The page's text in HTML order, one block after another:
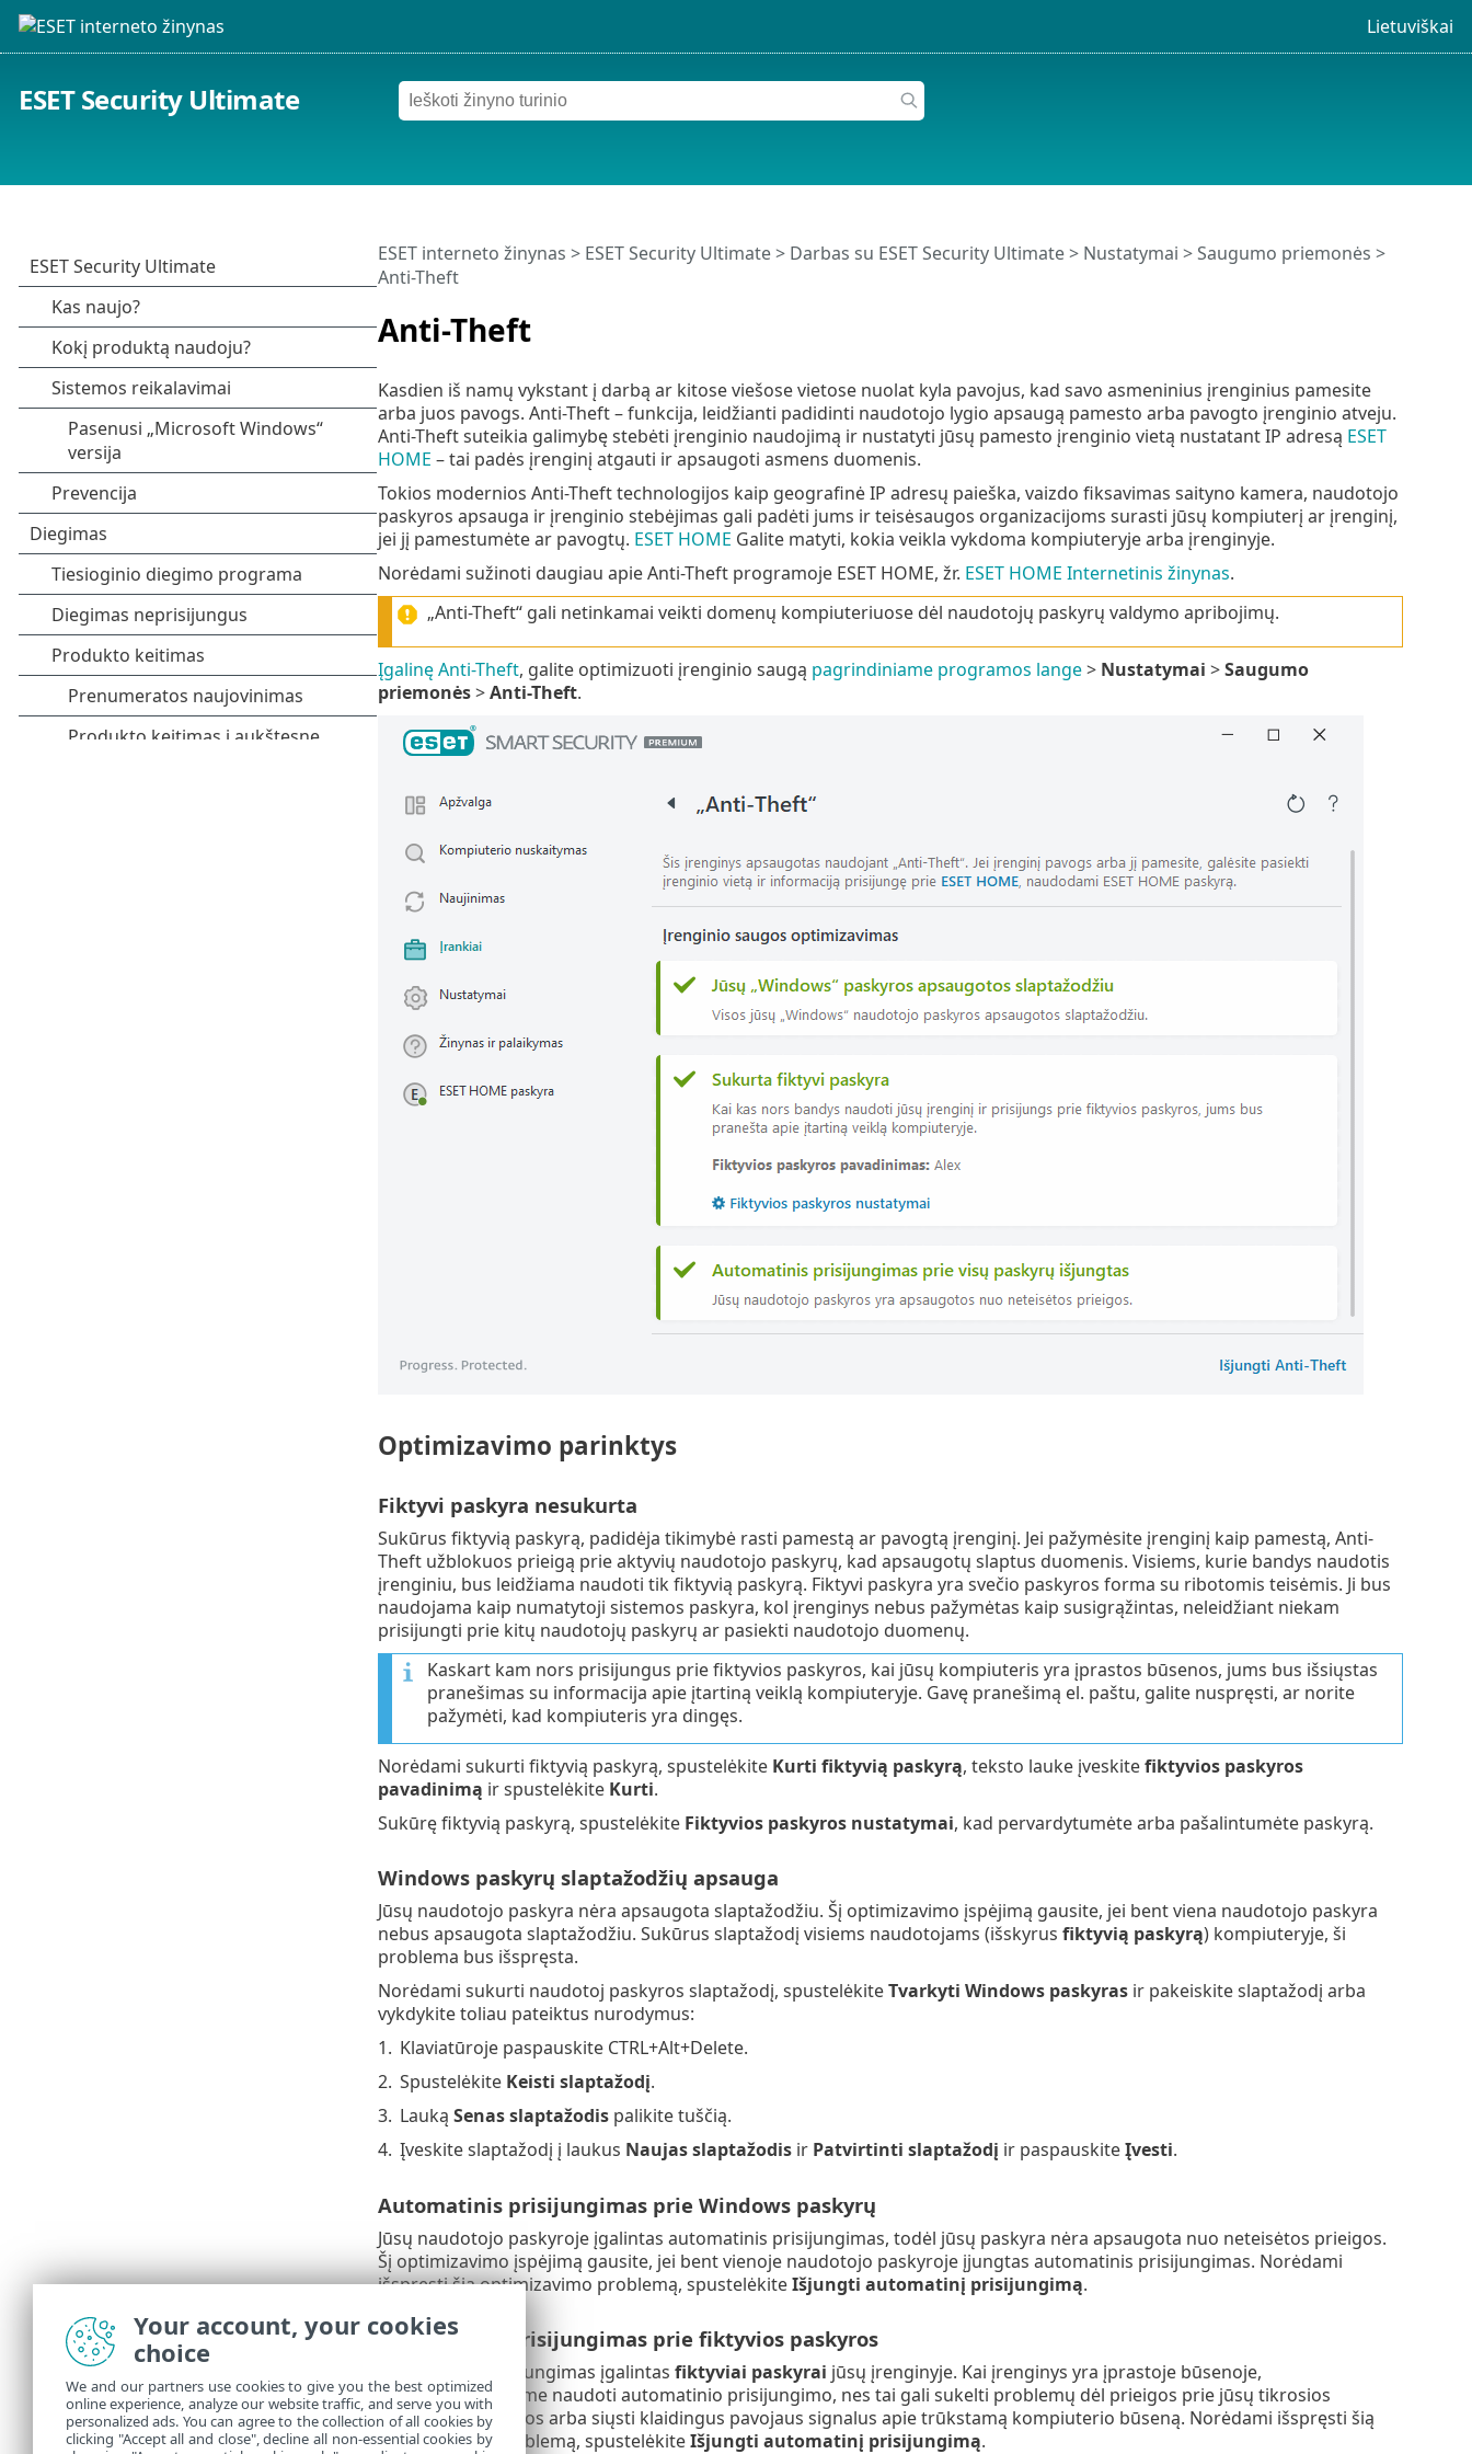
Lietuviškai
ESET Security Ultimate
Anti-Theft
ESET interneto žinynas > ESET Security Ultimate> Darbas su ESET Security Ultimate> Nustatymai >Saugumo priemonės >
Anti-Theft
Kasdien iš namų vykstant į darbą ar kitose viešose vietose nuolat kyla pavojus, kad savo asmeninius įrenginius pamesite
arba juos pavogs. Anti-Theft – funkcija, leidžianti padidinti naudotojo lygio apsaugą pamesto arba pavogto įrenginio atveju.
Anti-Theft suteikia galimybę stebėti įrenginio naudojimą ir nustatyti jūsų pamesto įrenginio vietą nustatant IP adresą ESET
HOME – tai padės įrenginį atgauti ir apsaugoti asmens duomenis.
Tokios modernios Anti-Theft technologijos kaip geografinė IP adresų paieška, vaizdo fiksavimas saityno kamera, naudotojo
paskyros apsauga ir įrenginio stebėjimas gali padėti jums ir teisėsaugos organizacijoms surasti jūsų kompiuterį ar įrenginį,
jei jį pamestumėte ar pavogtų. ESET HOME Galite matyti, kokia veikla vykdoma kompiuteryje arba įrenginyje.
Norėdami sužinoti daugiau apie Anti-Theft programoje ESET HOME, žr. ESET HOME Internetinis žinynas.
„Anti-Theft“ gali netinkamai veikti domenų kompiuteriuose dėl naudotojų paskyrų valdymo apribojimų.
Įgalinę Anti-Theft, galite optimizuoti įrenginio saugą pagrindiniame programos lange> Nustatymai >Saugumo
priemonės>Anti-Theft.
Optimizavimo parinktys
Fiktyvi paskyra nesukurta
Sukūrus fiktyvią paskyrą, padidėja tikimybė rasti pamestą ar pavogtą įrenginį. Jei pažymėsite įrenginį kaip pamestą, Anti-
Theft užblokuos prieigą prie aktyvių naudotojo paskyrų, kad apsaugotų slaptus duomenis. Visiems, kurie bandys naudotis
įrenginiu, bus leidžiama naudoti tik fiktyvią paskyrą. Fiktyvi paskyra yra svečio paskyros forma su ribotomis teisėmis. Ji bus
naudojama kaip numatytoji sistemos paskyra, kol įrenginys nebus pažymėtas kaip susigrąžintas, neleidžiant niekam
prisijungti prie kitų naudotojų paskyrų ar pasiekti naudotojo duomenų.
Kaskart kam nors prisijungus prie fiktyvios paskyros, kai jūsų kompiuteris yra įprastos būsenos, jums bus išsiųstas
pranešimas su informacija apie įtartiną veiklą kompiuteryje. Gavę pranešimą el. paštu, galite nuspręsti, ar norite
pažymėti, kad kompiuteris yra dingęs.
Norėdami sukurti fiktyvią paskyrą, spustelėkite Kurti fiktyvią paskyrą, teksto lauke įveskitefiktyvios paskyros
pavadinimą ir spustelėkite Kurti.
Sukūrę fiktyvią paskyrą, spustelėkite Fiktyvios paskyros nustatymai, kad pervardytumėte arba pašalintumėte paskyrą.
Windows paskyrų slaptažodžių apsauga
Jūsų naudotojo paskyra nėra apsaugota slaptažodžiu. Šį optimizavimo įspėjimą gausite, jei bent viena naudotojo paskyra
nebus apsaugota slaptažodžiu. Sukūrus slaptažodį visiems naudotojams (išskyrus fiktyvią paskyrą) kompiuteryje, ši
problema bus išspręsta.
Norėdami sukurti naudotoj paskyros slaptažodį, spustelėkiteTvarkyti Windows paskyrasir pakeiskite slaptažodį arba
vykdykite toliau pateiktus nurodymus:
1. Klaviatūroje paspauskite CTRL+Alt+Delete.
2. Spustelėkite Keisti slaptažodį.
3. Lauką Senas slaptažodispalikite tuščią.
4. Įveskite slaptažodį į laukus Naujas slaptažodisir Patvirtinti slaptažodį ir paspauskiteĮvesti.
Automatinis prisijungimas prie Windows paskyrų
Jūsų naudotojo paskyroje įgalintas automatinis prisijungimas, todėl jūsų paskyra nėra apsaugota nuo neteisėtos prieigos.
Šį optimizavimo įspėjimą gausite, jei bent vienoje naudotojo paskyroje įjungtas automatinis prisijungimas. Norėdami
išspręsti šią optimizavimo problemą, spustelėkiteIšjungti automatinį prisijungimą.
Automatinis prisijungimas prie fiktyvios paskyros
Automatinis prisijungimas įgalintas fiktyviai paskyrai jūsų įrenginyje. Kai įrenginys yra įprastoje būsenoje,
nerekomenduojame naudoti automatinio prisijungimo, nes tai gali sukelti problemų dėl prieigos prie jūsų tikrosios
naudotojo paskyros arba siųsti klaidingus pavojaus signalus apie trūkstamą kompiuterio būseną. Norėdami išspręsti šią
optimizavimo problemą, spustelėkiteIšjungti automatinį prisijungimą.
Your account, your cookies
choice
We and our partners use cookies to give you the best optimized
online experience, analyze our website traffic, and serve you with
personalized ads. You can agree to the collection of all cookies by
clicking "Accept all and close", decline all non-essential cookies by